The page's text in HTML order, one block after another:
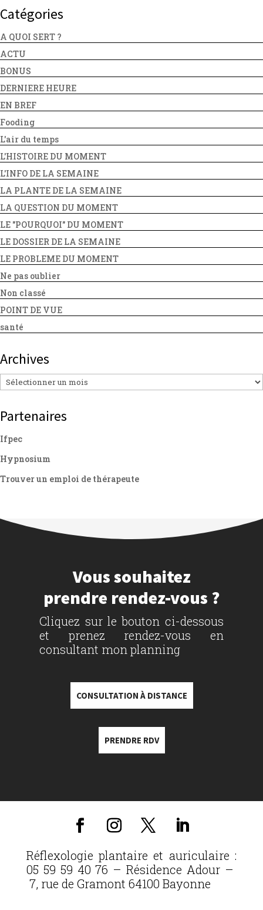
Catégories
A QUOI SERT ?
ACTU
BONUS
DERNIERE HEURE
EN BREF
Fooding
L'air du temps
L'HISTOIRE DU MOMENT
L'INFO DE LA SEMAINE
LA PLANTE DE LA SEMAINE
LA QUESTION DU MOMENT
LE "POURQUOI" DU MOMENT
LE DOSSIER DE LA SEMAINE
LE PROBLEME DU MOMENT
Ne pas oublier
Non classé
POINT DE VUE
santé
Archives
Archives
Partenaires
Ifpec
Hypnosium
Trouver un emploi de thérapeute
Vous souhaitez
prendre rendez-vous ?
Cliquez sur le bouton ci-dessous
et prenez rendez-vous en
consultant mon planning
CONSULTATION À DISTANCE
PRENDRE RDV
Réflexologie plantaire et auriculaire :
05 59 59 40 76 – Résidence Adour –
7, rue de Gramont 64100 Bayonne